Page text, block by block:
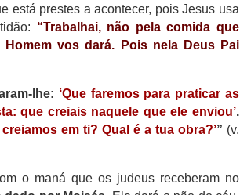
está prestes a acontecer, pois Jesus usa
“Trabalhai, não pela comida que
vos dará. Pois nela Deus Pai
lhe: ‘Que faremos para praticar as
que creiais naquele que ele enviou’.
em ti? Qual é a tua obra?’” (v.
o maná que os judeus receberam no